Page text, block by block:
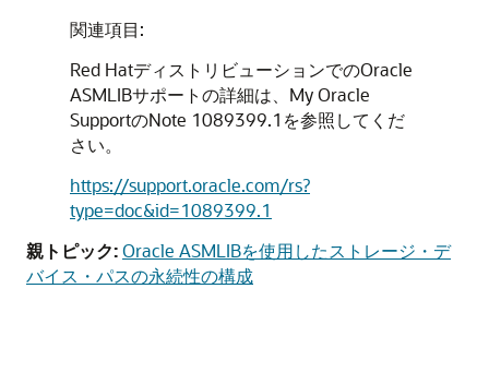
関連項目:
Red HatディストリビューションでのOracle
ASMLIBサポートの詳細は、My Oracle
SupportのNote 1089399.1を参照してくだ
さい。
https://support.oracle.com/rs?
type=doc&id=1089399.1
親トピック:Oracle ASMLIBを使用したストレージ・デ
バイス・パスの永続性の構成